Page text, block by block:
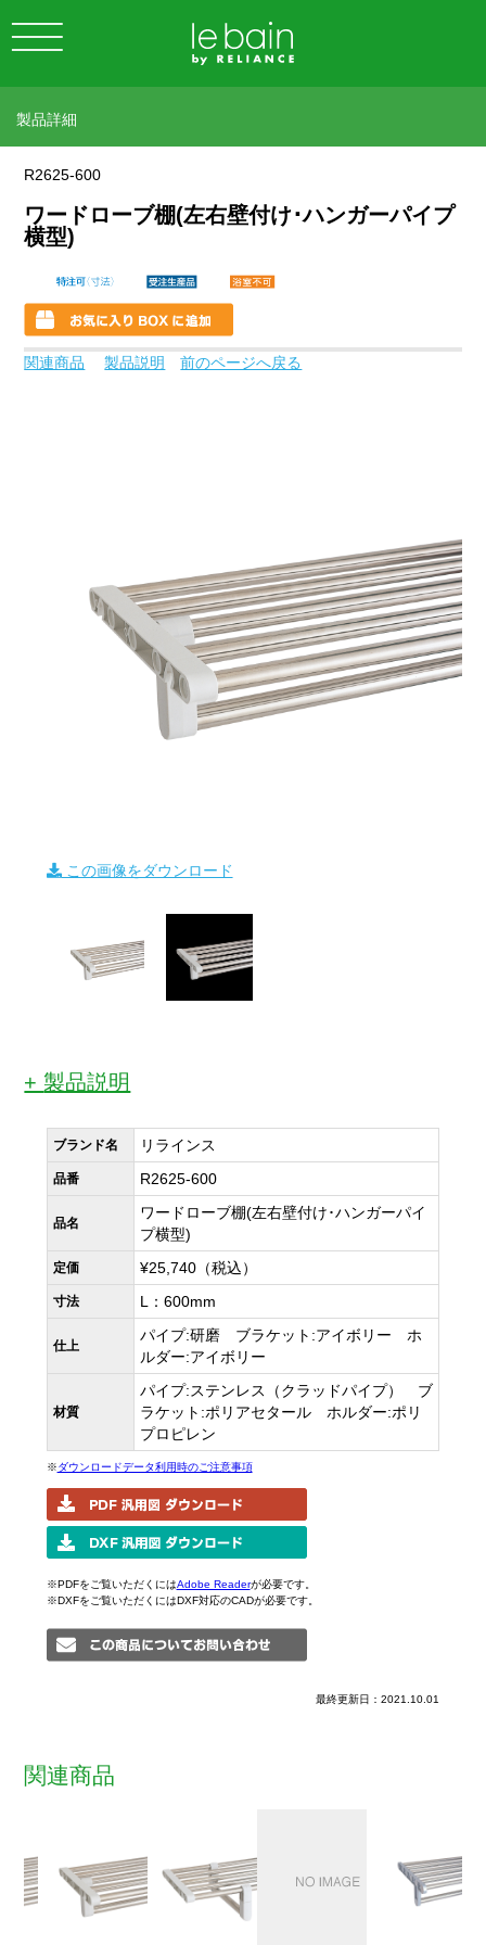
製品詳細
R2625-600
ワードローブ棚(左右壁付け･ハンガーパイプ
横型)
関連商品 製品説明 前のページへ戻る
この画像をダウンロード
製品説明
ブランド名 リラインス
品番 R2625-600
品名
ワードローブ棚(左右壁付け･ハンガーパイ
プ横型)
定価 ¥25,740（税込）
寸法 L：600mm
仕上
パイプ:研磨 ブラケット:アイボリー ホ
ルダー:アイボリー
材質
パイプ:ステンレス（クラッドパイプ） ブ
ラケット:ポリアセタール ホルダー:ポリ
プロピレン
※ダウンロードデータ利用時のご注意事項
※PDFをご覧いただくにはAdobe Readerが必要です。
※DXFをご覧いただくにはDXF対応のCADが必要です。
最終更新日：2021.10.01
関連商品